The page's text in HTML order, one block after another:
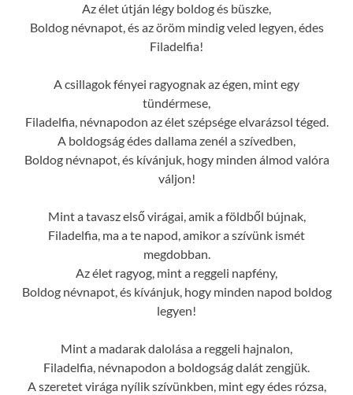
Az élet útján légy boldog és büszke,
Boldog névnapot, és az öröm mindig veled legyen, édes
Filadelfia!
A csillagok fényei ragyognak az égen, mint egy
tündérmese,
Filadelfia, névnapodon az élet szépsége elvarázsol téged.
A boldogság édes dallama zenél a szívedben,
Boldog névnapot, és kívánjuk, hogy minden álmod valóra
váljon!
Mint a tavasz első virágai, amik a földből bújnak,
Filadelfia, ma a te napod, amikor a szívünk ismét
megdobban.
Az élet ragyog, mint a reggeli napfény,
Boldog névnapot, és kívánjuk, hogy minden napod boldog
legyen!
Mint a madarak dalolása a reggeli hajnalon,
Filadelfia, névnapodon a boldogság dalát zengjük.
A szeretet virága nyílik szívünkben, mint egy édes rózsa,